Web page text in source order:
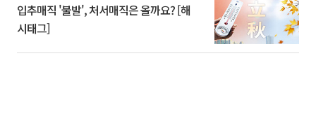
입추매직 '불발', 처서매직은 올까요? [해
시태그]